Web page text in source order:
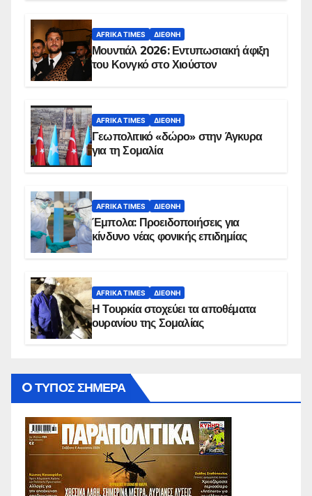
AFRIKA TIMES ΔΙΕΘΝΉ
Μουντιάλ 2026: Εντυπωσιακή άφιξη
του Κονγκό στο Χιούστον
AFRIKA TIMES ΔΙΕΘΝΉ
Γεωπολιτικό «δώρο» στην Άγκυρα
για τη Σομαλία
AFRIKA TIMES ΔΙΕΘΝΉ
Έμπολα: Προειδοποιήσεις για
κίνδυνο νέας φονικής επιδημίας
AFRIKA TIMES ΔΙΕΘΝΉ
Η Τουρκία στοχεύει τα αποθέματα
ουρανίου της Σομαλίας
O ΤΥΠΟΣ ΣΗΜΕΡΑ